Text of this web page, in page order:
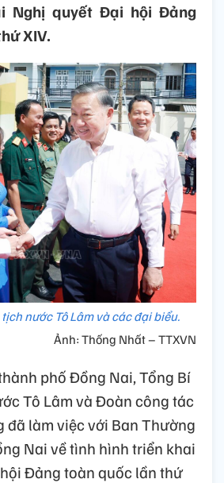
Nghị quyết Đại hội Đảng
XIV.
tịch nước Tô Lâm và các đại biểu.
Ảnh: Thống Nhất – TTXVN
phố Đồng Nai, Tổng Bí
Tô Lâm và Đoàn công tác
đã làm việc với Ban Thường
Nai về tình hình triển khai
Đảng toàn quốc lần thứ